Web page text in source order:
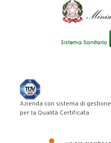
Azienda con sistema di gestione
per la Qualità Certificata